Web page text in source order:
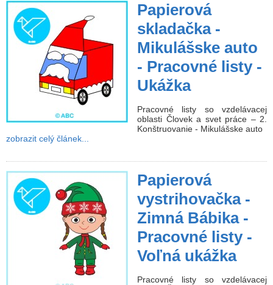
Papierová
skladačka -
Mikulášske auto
- Pracovné listy -
Ukážka
Pracovné listy so vzdelávacej
oblasti Človek a svet práce – 2.
Konštruovanie - Mikulášske auto
zobrazit celý článek...
Papierová
vystrihovačka -
Zimná Bábika -
Pracovné listy -
Voľná ukážka
Pracovné listy so vzdelávacej